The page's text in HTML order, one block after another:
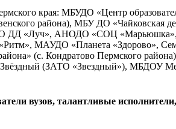
края: МБУДО «Центр
района), МБУ ДО «Чайковская
ДД «Луч», АНОДО «СОЦ
МАУДО «Планета «Здорово»,
(с. Кондратово Пермского
(ЗАТО «Звездный»), МБДОУ
вузов, талантливые